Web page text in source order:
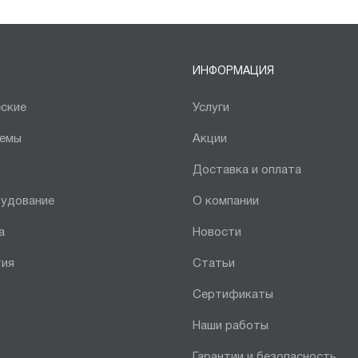
ИНФОРМАЦИЯ
Услуги
Акции
Доставка и оплата
О компании
Новости
Статьи
Сертификаты
Наши работы